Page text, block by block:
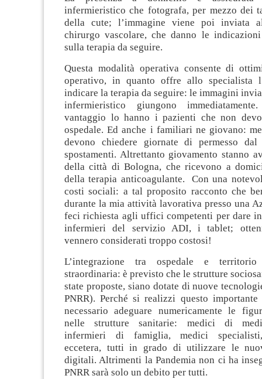
infermieristico che fotografa, per mezzo dei
della cute; l’immagine viene poi inviata
chirurgo vascolare, che danno le
sulla terapia da seguire.
Questa modalità operativa consente di
operativo, in quanto offre allo specialista
indicare la terapia da seguire: le immagini
infermieristico giungono
vantaggio lo hanno i pazienti che non
ospedale. Ed anche i familiari ne giovano:
devono chiedere giornate di permesso
spostamenti. Altrettanto giovamento stanno
della città di Bologna, che ricevono a
della terapia anticoagulante. Con una
costi sociali: a tal proposito racconto che
durante la mia attività lavorativa presso una
feci richiesta agli uffici competenti per dare
infermieri del servizio ADI, i tablet;
vennero considerati troppo costosi!
L’integrazione tra ospedale e
straordinaria: è previsto che le strutture
state proposte, siano dotate di nuove
PNRR). Perché si realizzi questo importante
necessario adeguare numericamente le
nelle strutture sanitarie: medici di
infermieri di famiglia, medici
eccetera, tutti in grado di utilizzare le
digitali. Altrimenti la Pandemia non ci ha
PNRR sarà solo un debito per tutti.